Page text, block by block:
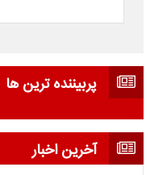
پربیننده ترین ها
آخرین اخبار